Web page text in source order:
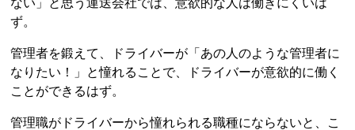
ない」と思う運送会社では、意欲的な人は働きにくいは
ず。
管理者を鍛えて、ドライバーが「あの人のような管理者に
なりたい！」と憧れることで、ドライバーが意欲的に働く
ことができるはず。
管理職がドライバーから憧れられる職種にならないと、こ